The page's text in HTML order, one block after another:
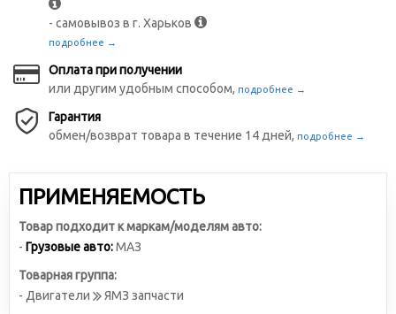
- самовывоз в г. Харьков
подробнее →
Оплата при получении
или другим удобным способом, подробнее →
Гарантия
обмен/возврат товара в течение 14 дней, подробнее →
ПРИМЕНЯЕМОСТЬ
Товар подходит к маркам/моделям авто:
- Грузовые авто:МАЗ
Товарная группа:
- Двигатели
ЯМЗ запчасти